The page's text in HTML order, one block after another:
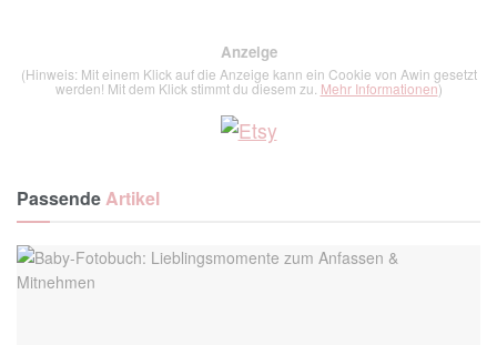
Anzeige
(Hinweis: Mit einem Klick auf die Anzeige kann ein Cookie von Awin gesetzt
werden! Mit dem Klick stimmt du diesem zu. Mehr Informationen)
Passende Artikel